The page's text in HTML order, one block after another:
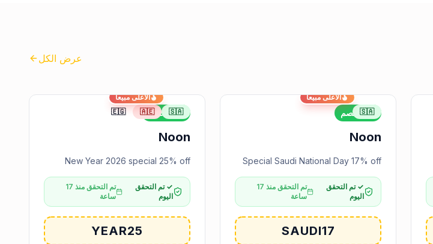
عرض الكل
الأعلى مبيعاً
17% خصم 🇸🇦
Noon
Special Saudi National Day 17% off
✓ تم التحقق
اليوم
تم التحقق منذ 17
ساعة
SAUDI17
الأعلى مبيعاً
25% خصم 🇸🇦
🇦🇪
🇪🇬
Noon
New Year 2026 special 25% off
✓ تم التحقق
اليوم
تم التحقق منذ 17
ساعة
YEAR25